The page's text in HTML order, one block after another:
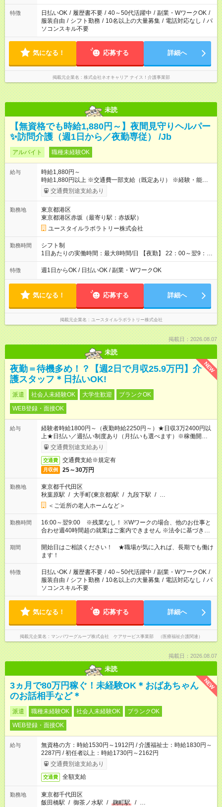
特徴 日払いOK / 履歴書不要 / 40～50代活躍中 / 副業・WワークOK /
服装自由 / シフト勤務 / 10名以上の大量募集 / 電話対応なし / パ
ソコンスキル不要
気になる！ 応募する 詳細へ
掲載元企業名 株式会社ネオキャリア ナイス！介護事業部
未読
【無資格でも時給1,880円～】夜間見守りヘルパー
✨訪問介護（週1日から／夜勤専従） /Jb
アルバイト 職種未経験OK
給与
時給1,880円～
時給1,880円以上 ※交通費一部支給（既定あり） ※経験・能力を
考慮して決定します 【収入例】 週1回勤務の場合：1,880円×8時
間×4回=6万0,160円 週3回勤務の場合：1,880円×8時間×12回
月 ※ 雇用形態と給与に、本採用時と異なる部分があります。 雇
用形態：本採用時と同じです。 給与：時給 1,660円以上
交通費別途支給あり
勤務地
東京都港区
東京都港区赤坂（最寄り駅：赤坂駅）
ユースタイルラボラトリー株式会社
勤務時間
シフト制
1日あたりの実働時間：最大8時間/日 【夜勤】 22：00～翌9：
00 ※週1日～OK ／ 夜勤専従 ＊＊ 勤務時間例 ＊＊ ■22時か
ら翌7時 ■23時から翌8時 ■24時から翌9時 など ※上記の時間
ます。 ※曜日固定（毎週同じ曜日での勤務となります）
特徴 週1日からOK / 日払いOK / 副業・WワークOK
気になる！ 応募する 詳細へ
掲載元企業名 ユースタイルラボラトリー株式会社
掲載日：2026.08.07
未読
NEW
夜勤＝待機多め！？【週2日で月収25.9万円】介
護スタッフ＊日払いOK!
派遣 社会人未経験OK 大学生歓迎
ブランクOK
WEB登録・面接OK
給与
経験者時給1800円～（夜勤時給2250円～）★日収3万2400円以
上★日払い／週払い制度あり（月払いも選べます）※稼働開始時
は手続き完了次第のお支払いとなります。
交通費別途支給あり
交通費 交通費支給※規定有
月収例 25～30万円
勤務地
東京都千代田区
秋葉原駅 / 大手町(東京都)駅 / 九段下駅 / …
＜ご近所の老人ホームなど＞
勤務時間
16:00～翌9:00 ※残業なし！ ※Wワークの場合、他のお仕事と
合わせ週40時間超の就業はご案内できません ※法令に基づき、
週20時間以上勤務は社会保険への加入対象となります ※労働者
派遣法（日雇い派遣の原則禁止）により、短時間・短期間の就
業はご案内が難しい場合があります
期間
開始日はご相談ください！ ★職場が気に入れば、長期でも働け
ます！
特徴 日払いOK / 履歴書不要 / 40～50代活躍中 / 副業・WワークOK /
服装自由 / シフト勤務 / 10名以上の大量募集 / 電話対応なし / パ
ソコンスキル不要
気になる！ 応募する 詳細へ
掲載元企業名 マンパワーグループ株式会社 ケアサービス事業部 （医療福祉介護関連）
掲載日：2026.08.07
未読
NEW
3ヵ月で80万円稼ぐ！未経験OK＊おばあちゃん
のお話相手など＊
派遣 職種未経験OK 社会人未経験OK
ブランクOK
WEB登録・面接OK
給与
無資格の方：時給1530円～1912円 / 介護福祉士：時給1830円～
2287円 / 初任者以上：時給1730円～2162円
交通費別途支給あり
交通費 全額支給
勤務地
東京都千代田区
飯田橋駅 / 御茶ノ水駅 / 麹町駅 / …